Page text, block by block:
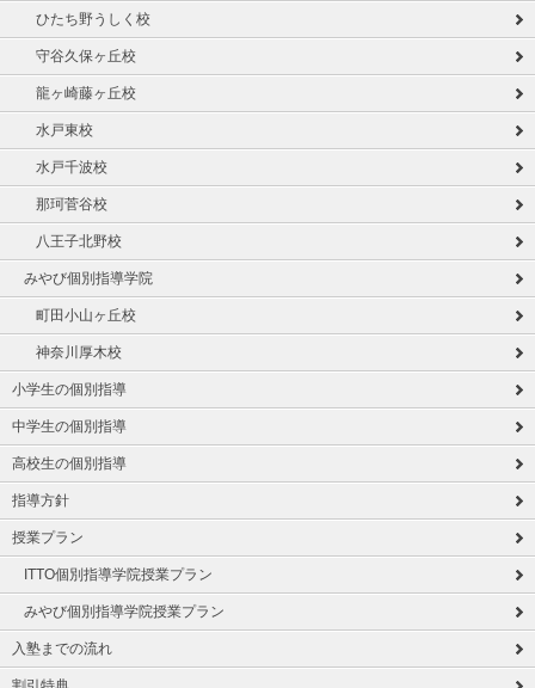
ひたち野うしく校
守谷久保ヶ丘校
龍ヶ崎藤ヶ丘校
水戸東校
水戸千波校
那珂菅谷校
八王子北野校
みやび個別指導学院
町田小山ヶ丘校
神奈川厚木校
小学生の個別指導
中学生の個別指導
高校生の個別指導
指導方針
授業プラン
ITTO個別指導学院授業プラン
みやび個別指導学院授業プラン
入塾までの流れ